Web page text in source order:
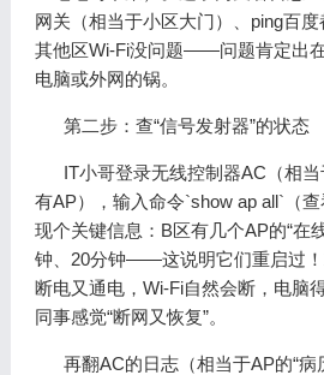
网关（相当于小区大门）、ping百
其他区Wi-Fi没问题——问题肯定出
电脑或外网的锅。
第二步：查“信号发射器”的状态
IT小哥登录无线控制器AC（相当
有AP），输入命令`show ap all`（
现个关键信息：B区有几个AP的“在
钟、20分钟——这说明它们重启过
断电又通电，Wi-Fi自然会断，电脑
同事感觉“断网又恢复”。
再翻AC的日志（相当于AP的“病